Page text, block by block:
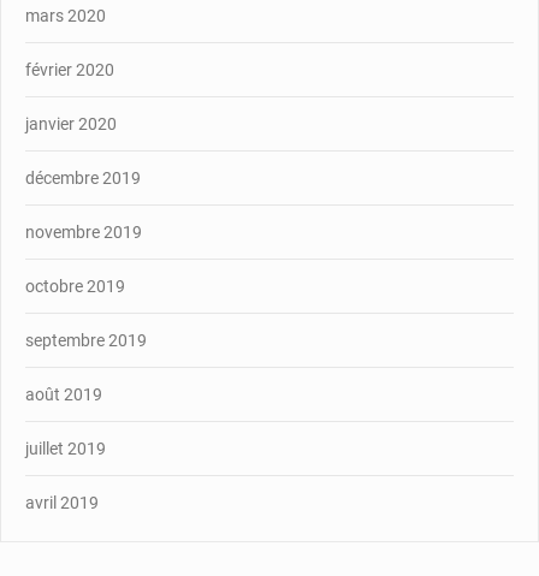
mars 2020
février 2020
janvier 2020
décembre 2019
novembre 2019
octobre 2019
septembre 2019
août 2019
juillet 2019
avril 2019